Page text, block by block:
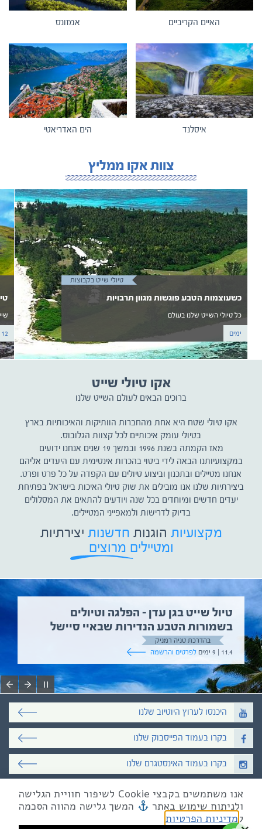
האיים הקריביים אמזונס
איסלנד הים האדריאטי
צוות אקו ממליץ
טיולי שייט בקבוצות
כשעוצמות הטבע פוגשות מגוון תרבויות
כל טיולי השייט שלנו בעולם
ימים 12 ימים
אקו טיולי שייט
ברוכים הבאים לעולם השייט שלנו
אקו טיולי שטח היא אחת מהחברות הוותיקות והאיכותיות בארץ
בטיולי עומק איכותיים לכל קצוות הגלובוס.
מאז הקמתה בשנת 1996 ובמשך 19 שנים אנחנו ידועים
במקצועיותנו הבאה לידי ביטוי בהכרות אינטימית עם היעדים אליהם
אנחנו מטיילים ובתכנון וביצוע טיולים עם הקפדה על כל פרט ופרט.
ביצירתיות שלנו אנו מובילים את שוק טיולי האיכות בישראל בפתיחת
יעדים חדשים ומיוחדים בכל שנה ויודעים להתאים את המסלולים
בדיוק לדרישות ולמאפייני המטיילים.
מקצועיות הוגנות חדשנות יצירתיות
ומטיילים מרוצים
עדן – הפלגה וטיולים
הנדירות שבאיי סיישל
רמניק
והרשמה
היכנסו לערוץ היוטיוב שלנו
בקרו בעמוד הפייסבוק שלנו
בקרו בעמוד האינסטגרם שלנו
כל הזכויות שמורות לאקו טיולי שטח
טלפון03-6879090| פקס 03-6879099
מייל mail@eco.co.il
אנו משתמשים בקבצי Cookie לשיפור חוויית הגלישה
ולניתוח שימוש באתר
המשך גלישה מהווה הסכמה
למדיניות הפרטיות